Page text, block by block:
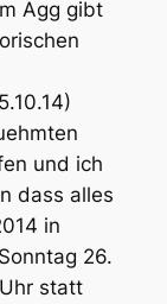
Agg gibt
und ich
dass alles
in
26.
statt